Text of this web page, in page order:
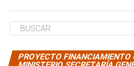
PROYECTO FINANCIAMIENTO